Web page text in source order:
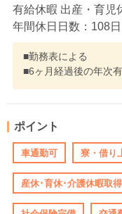
有給休暇 出産・育児
年間休日日数：108
■勤務表による
■6ヶ月経過後の年次
ポイント
車通勤可 寮・借り
産休･育休･介護休暇取